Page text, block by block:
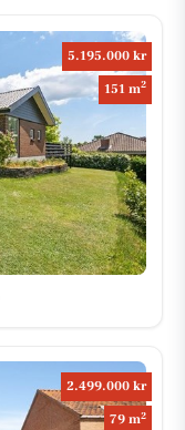
5.195.000 kr
151 m2
2.499.000 kr
79 m2